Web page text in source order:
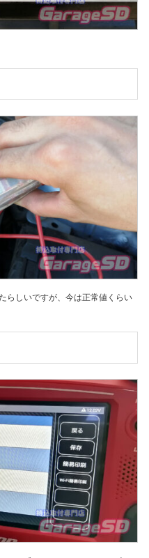
らしいですが、今は正常値くらい